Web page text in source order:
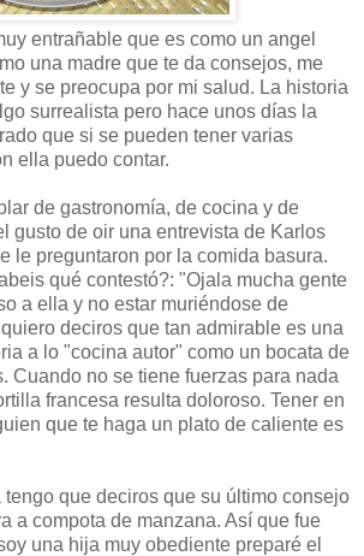
entrañable que es como un angel
una madre que te da consejos, me
y se preocupa por mi salud. La historia
surrealista pero hace unos días la
que si se pueden tener varias
ella puedo contar.
de gastronomía, de cocina y de
gusto de oir una entrevista de Karlos
le preguntaron por la comida basura.
qué contestó?: "Ojala mucha gente
a ella y no estar muriéndose de
deciros que tan admirable es una
a lo "cocina autor" como un bocata de
Cuando no se tiene fuerzas para nada
francesa resulta doloroso. Tener en
que te haga un plato de caliente es
que deciros que su último consejo
a compota de manzana. Así que fue
una hija muy obediente preparé el